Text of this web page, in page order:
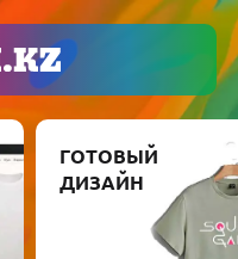
ГОТОВЫЙ
ДИЗАЙН